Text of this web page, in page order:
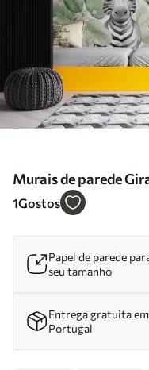
Murais de parede
entre a folhagem Nr.
1Gostos
Papel de parede
seu tamanho
Entrega gratuita em
Portugal